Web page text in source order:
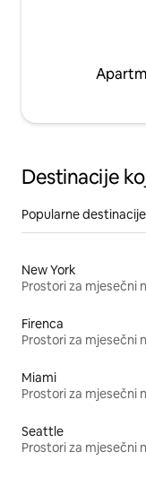
Destinacije
Popularne
New York
Prostori za mjesečni
Firenca
Prostori za mjesečni
Miami
Prostori za mjesečni
Seattle
Prostori za mjesečni